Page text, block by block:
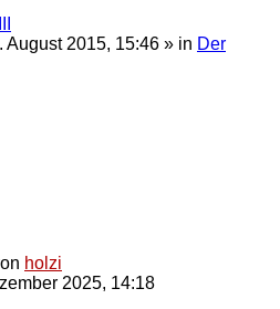
August 2015, 15:46 » in Der
holzi
2025, 14:18